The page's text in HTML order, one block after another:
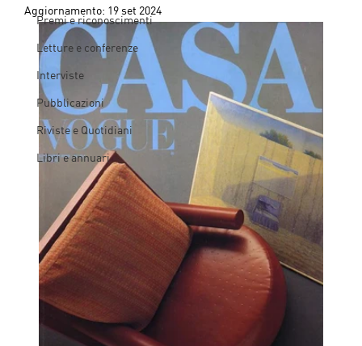
Premi e riconoscimenti
Letture e conferenze
Interviste
Pubblicazioni
Riviste e Quotidiani
Libri e annuari
Aggiornamento: 19 set 2024